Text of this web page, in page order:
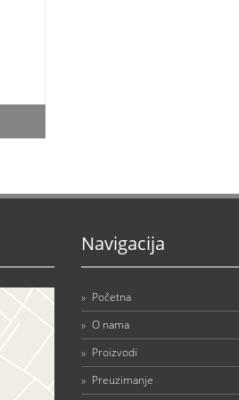
Navigacija
» Početna
» O nama
» Proizvodi
» Preuzimanje